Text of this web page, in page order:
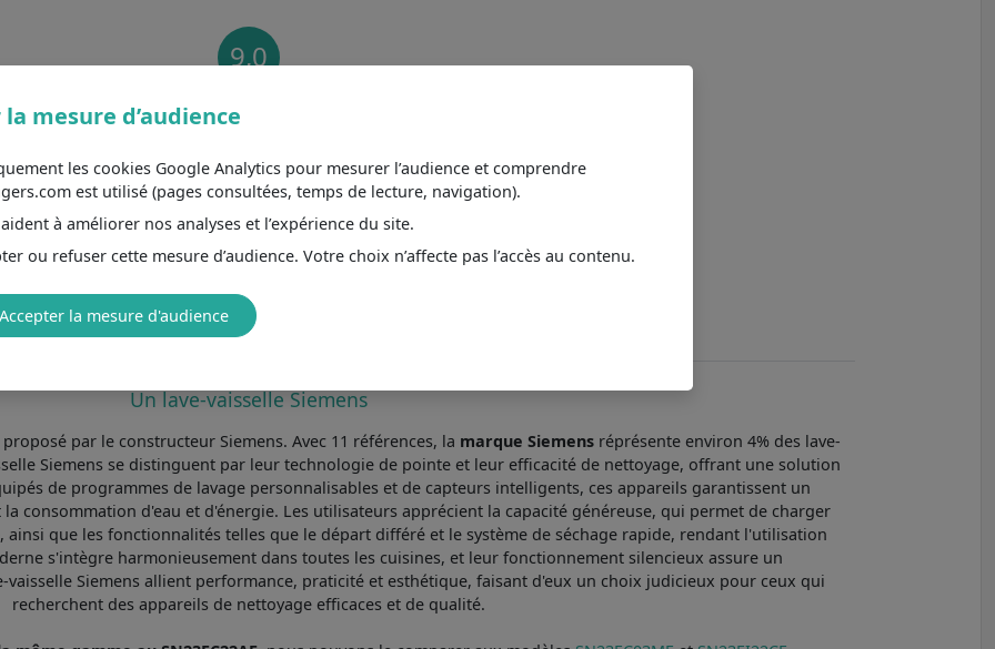
9,0
Note globale caractéristique / prix
et accessibilité 8.3
: pour les grandes familles ou les réceptions
dB : ultra-silencieux pour un confort optimal 9
9.3 : un des plus faciles à réparer
Un lave-vaisselle Siemens
par le constructeur Siemens. Avec 11 références, la marque Siemens réprésente environ 4% des lave-
Siemens se distinguent par leur technologie de pointe et leur efficacité de nettoyage, offrant une solution
de programmes de lavage personnalisables et de capteurs intelligents, ces appareils garantissent un
consommation d'eau et d'énergie. Les utilisateurs apprécient la capacité généreuse, qui permet de charger
que les fonctionnalités telles que le départ différé et le système de séchage rapide, rendant l'utilisation
s'intègre harmonieusement dans toutes les cuisines, et leur fonctionnement silencieux assure un
vaisselle Siemens allient performance, praticité et esthétique, faisant d'eux un choix judicieux pour ceux qui
recherchent des appareils de nettoyage efficaces et de qualité.
mesure d’audience
les cookies Google Analytics pour mesurer l’audience et comprendre
est utilisé (pages consultées, temps de lecture, navigation).
à améliorer nos analyses et l’expérience du site.
ou refuser cette mesure d’audience. Votre choix n’affecte pas l’accès au contenu.
Accepter la mesure d'audience